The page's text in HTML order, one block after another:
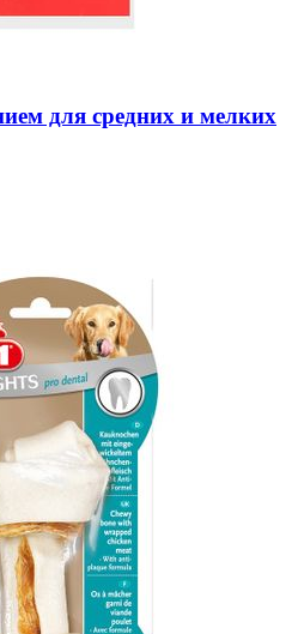
для средних и мелких